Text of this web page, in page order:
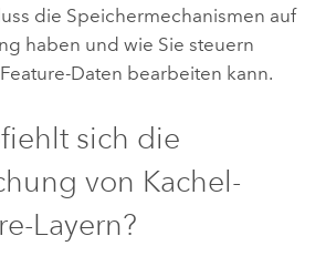
die Speichermechanismen auf
haben und wie Sie steuern
Daten bearbeiten kann.
sich die
von Kachel-
Layern?